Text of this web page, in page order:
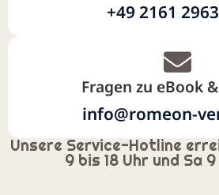
+49 2161
Fragen zu eBook
info@romeon-
Unsere Service-Hotline
9 bis 18 Uhr und Sa